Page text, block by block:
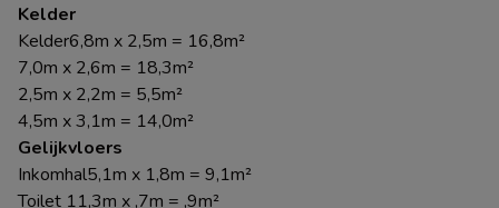
Kelder
Kelder6,8m x 2,5m = 16,8m²
7,0m x 2,6m = 18,3m²
2,5m x 2,2m = 5,5m²
4,5m x 3,1m = 14,0m²
Gelijkvloers
Inkomhal5,1m x 1,8m = 9,1m²
Toilet 11,3m x ,7m = ,9m²